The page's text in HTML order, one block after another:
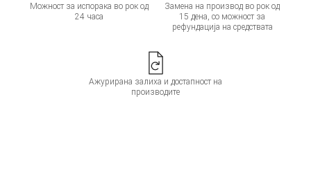
Можност за испорака во рок од
24 часа
Замена на производ во рок од
15 дена, со можност за
рефундација на средствата
Ажурирана залиха и достапност на
производите